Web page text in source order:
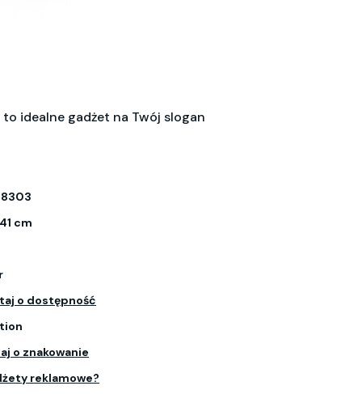
idealne gadżet na Twój slogan
cm
o dostępność
o znakowanie
reklamowe?